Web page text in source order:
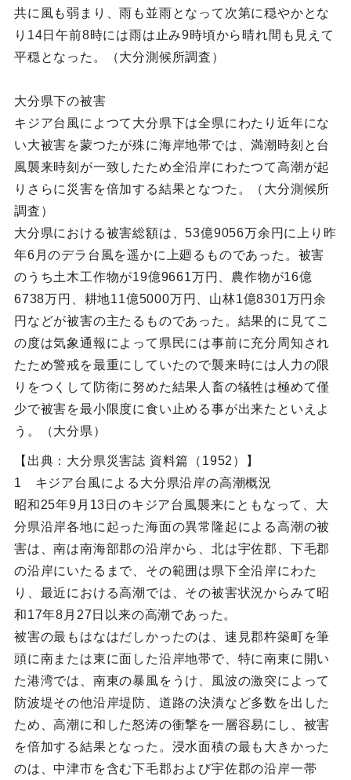
共に風も弱まり、雨も並雨となって次第に穏やかとな
り14日午前8時には雨は止み9時頃から晴れ間も見えて
平穏となった。（大分測候所調査）
大分県下の被害
キジア台風によつて大分県下は全県にわたり近年にな
い大被害を蒙つたが殊に海岸地帯では、満潮時刻と台
風襲来時刻が一致したため全沿岸にわたつて高潮が起
りさらに災害を倍加する結果となつた。（大分測候所
調査）
大分県における被害総額は、53億9056万余円に上り昨
年6月のデラ台風を遥かに上廻るものであった。被害
のうち土木工作物が19億9661万円、農作物が16億
6738万円、耕地11億5000万円、山林1億8301万円余
円などが被害の主たるものであった。結果的に見てこ
の度は気象通報によって県民には事前に充分周知され
たため警戒を最重にしていたので襲来時には人力の限
りをつくして防衛に努めた結果人畜の犠牲は極めて僅
少で被害を最小限度に食い止める事が出来たといえよ
う。（大分県）
【出典：大分県災害誌 資料篇（1952）】
1 キジア台風による大分県沿岸の高潮概況
昭和25年9月13日のキジア台風襲来にともなって、大
分県沿岸各地に起った海面の異常隆起による高潮の被
害は、南は南海部郡の沿岸から、北は宇佐郡、下毛郡
の沿岸にいたるまで、その範囲は県下全沿岸にわた
り、最近における高潮では、その被害状況からみて昭
和17年8月27日以来の高潮であった。
被害の最もはなはだしかったのは、速見郡杵築町を筆
頭に南または東に面した沿岸地帯で、特に南東に開い
た港湾では、南東の暴風をうけ、風波の激突によって
防波堤その他沿岸堤防、道路の決潰など多数を出した
ため、高潮に和した怒涛の衝撃を一層容易にし、被害
を倍加する結果となった。浸水面積の最も大きかった
のは、中津市を含む下毛郡および宇佐郡の沿岸一帯